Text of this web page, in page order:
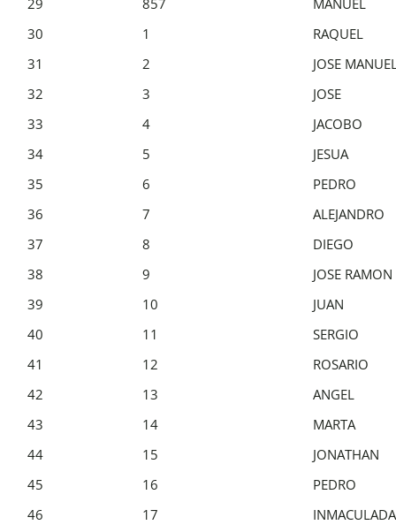
30
1
RAQUEL
31
2
JOSE
32
3
JOSE
33
4
JACOBO
34
5
JESUA
35
6
PEDRO
36
7
ALEJANDRO
37
8
DIEGO
38
9
JOSE RAMON
39
10
JUAN
40
11
SERGIO
41
12
ROSARIO
42
13
ANGEL
43
14
MARTA
44
15
JONATHAN
45
16
PEDRO
46
17
INMACULADA